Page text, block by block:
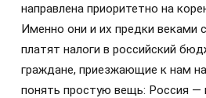
направлена приоритетно на
Именно они и их предки веками
платят налоги в российский
граждане, приезжающие к нам
понять простую вещь: Россия —